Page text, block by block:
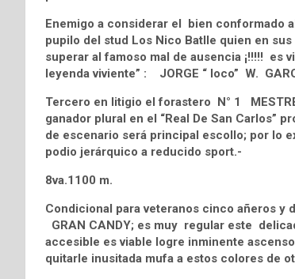
Enemigo a considerar el bien conformado
pupilo del stud Los Nico Batlle quien en sus
superar al famoso mal de ausencia ¡!!!!! es
leyenda viviente” : JORGE “ loco” W.
Tercero en litigio el forastero N° 1
ganador plural en el “Real De San Carlos”
de escenario será principal escollo; por lo
podio jerárquico a reducido sport.-
8va.1100 m.
Condicional para veteranos cinco añeros y
GRAN CANDY; es muy regular este
accesible es viable logre inminente
quitarle inusitada mufa a estos colores de